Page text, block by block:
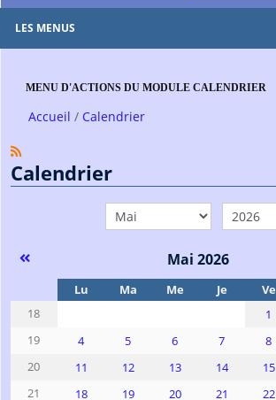
LES MENUS
MENU D'ACTIONS DU MODULE CALENDRIER
Accueil Calendrier
Calendrier
mois année
Mai 2026
Lu Ma Me Je Ve
18
1
19
4 5 6 7 8
20
11 12 13 14 15
21
18 19 20 21 22